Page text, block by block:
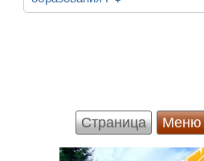
Страница Меню